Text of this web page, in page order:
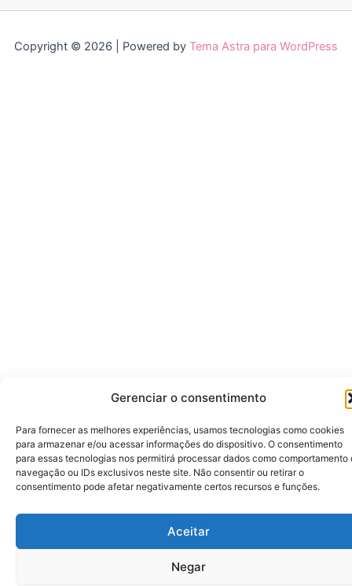
Gerenciar o consentimento
Para fornecer as melhores experiências, usamos tecnologias como cookies
para armazenar e/ou acessar informações do dispositivo. O consentimento
para essas tecnologias nos permitirá processar dados como comportamento
navegação ou IDs exclusivos neste site. Não consentir ou retirar o
consentimento pode afetar negativamente certos recursos e funções.
Aceitar
Negar
Copyright © 2026 | Powered by Tema Astra para WordPress